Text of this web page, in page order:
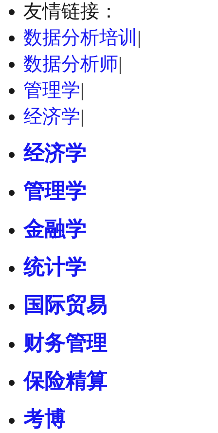
友情链接：
数据分析培训 |
数据分析师|
管理学|
经济学|
经济学
管理学
金融学
统计学
国际贸易
财务管理
保险精算
考博